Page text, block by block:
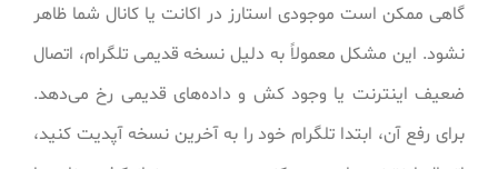
گاهی ممکن است موجودی استارز در اکانت یا کانال شما ظاهر
نشود. این مشکل معمولاً به دلیل نسخه قدیمی تلگرام، اتصال
ضعیف اینترنت یا وجود کش و داده‌های قدیمی رخ می‌دهد.
برای رفع آن، ابتدا تلگرام خود را به آخرین نسخه آپدیت کنید،